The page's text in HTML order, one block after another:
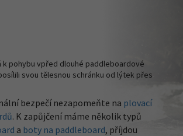
k pohybu vpřed dlouhé paddleboardové
svou tělesnou schránku od lýtek přes
bezpečí nezapomeňte na plovací
. K zapůjčení máme několik typů
a boty na paddleboard, příjdou